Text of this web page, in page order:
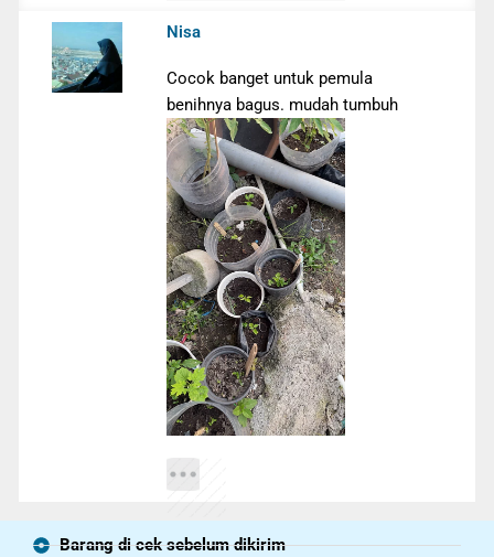
Nisa
Cocok banget untuk pemula
benihnya bagus. mudah tumbuh
Barang di cek sebelum dikirim